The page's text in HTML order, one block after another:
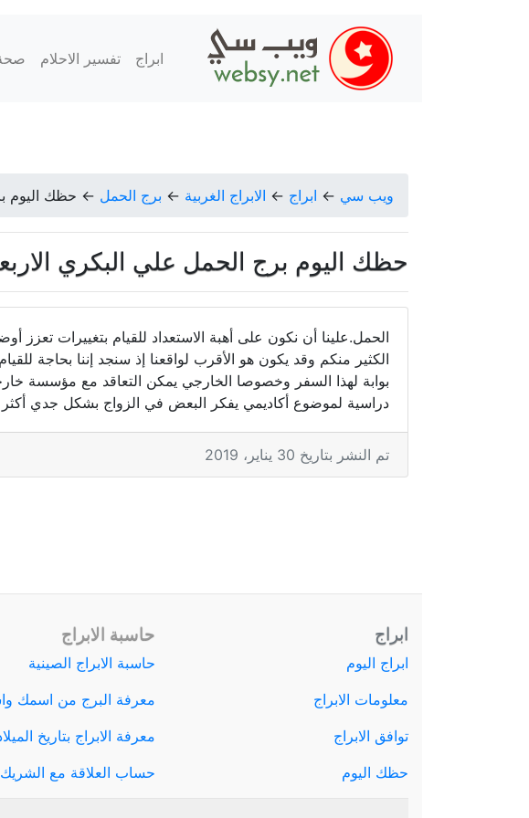
ابراج تفسير الاحلام
ويب سي ← ابراج ← الابراج الغربية ← برج الحمل ← حظك اليوم برج
حظك اليوم برج الحمل علي البكري الاربعاء 2019-
الحمل.علينا أن نكون على أهبة الاستعداد للقيام بتغييرات تعزز
الكثير منكم وقد يكون هو الأقرب لواقعنا إذ سنجد إننا بحاجة
بوابة لهذا السفر وخصوصا الخارجي يمكن التعاقد مع مؤسسة
دراسية لموضوع أكاديمي يفكر البعض في الزواج بشكل جدي
تم النشر بتاريخ 30 يناير، 2019
ابراج
ابراج اليوم
معلومات الابراج
توافق الابراج
حظك اليوم
حاسبة الابراج
حاسبة الابراج الصينية
معرفة البرج من اسمك
معرفة الابراج بتاريخ
حساب العلاقة مع الشريك